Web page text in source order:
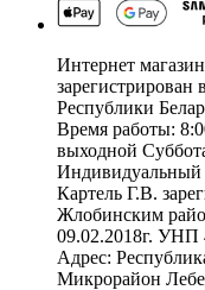
Интернет
зарегистрирован
Республики
Время работы:
выходной
Индивидуальный
Картель Г.В.
Жлобинским
09.02.2018г. УНП
Адрес:
Микрорайон